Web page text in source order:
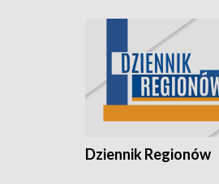
Dziennik Regionów